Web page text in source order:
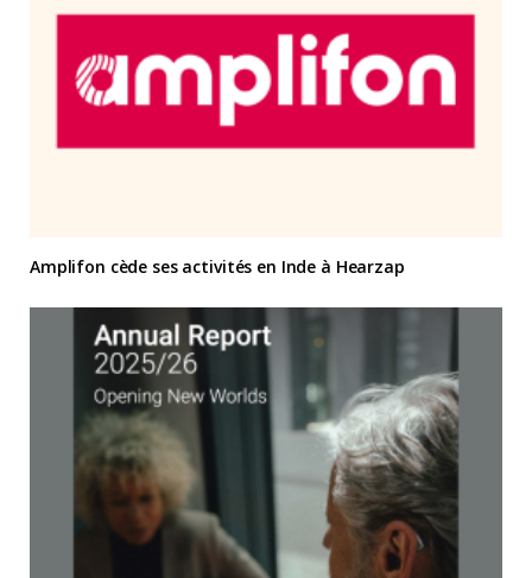
Amplifon cède ses activités en Inde à Hearzap